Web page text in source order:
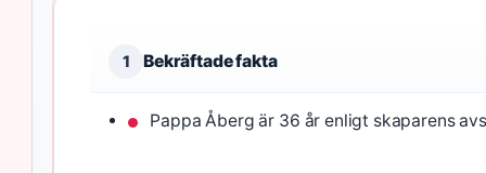
1 Bekräftade fakta
Pappa Åberg är 36 år enligt skaparens